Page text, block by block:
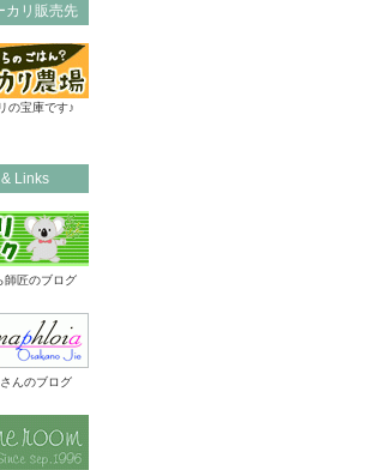
カリ販売先
の宝庫です♪
Links
師匠のブログ
んのブログ